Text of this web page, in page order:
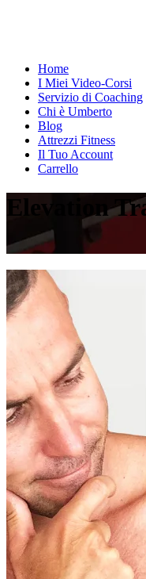
Home
I Miei Video-Corsi
Servizio di Coaching
Chi è Umberto
Blog
Attrezzi Fitness
Il Tuo Account
Carrello
Elevation